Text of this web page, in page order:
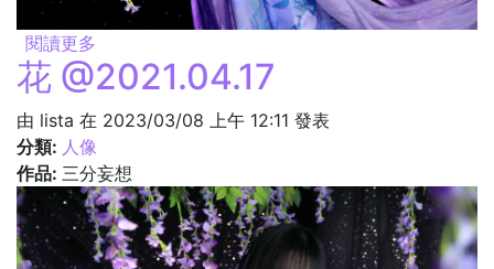
閱讀更多
花 @2021.04.17
由 lista 在 2023/03/08 上午 12:11 發表
分類: 人像
作品: 三分妄想